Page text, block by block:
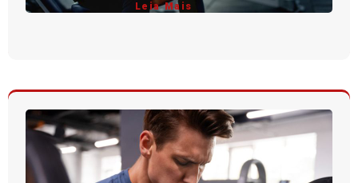
Leia Mais